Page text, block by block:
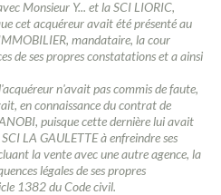
Monsieur Y... et la SCI LIORIC,
cet acquéreur avait été présenté au
mandataire, la cour
de ses propres constatations et a ainsi
n'avait pas commis de faute,
en connaissance du contrat de
puisque cette dernière lui avait
LA GAULETTE à enfreindre ses
la vente avec une autre agence, la
légales de ses propres
1382 du Code civil.